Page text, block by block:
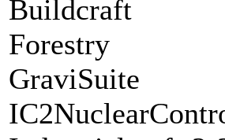
Buildcraft
Forestry
GraviSuite